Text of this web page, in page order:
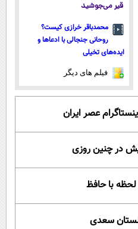
قیر می‌جوشید
محمدباقر خرازی کیست؟
روحانی جنجالی با ادعاها و
ایده‌های تخیلی
فیلم های دیگر
عصر ایران
لحظه با حافظ
سعدی